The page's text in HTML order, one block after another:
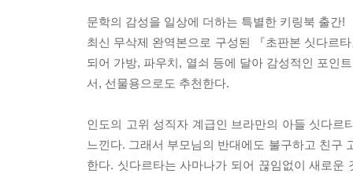
문학의 감성을 일상에 더하는 특별한 키링북 출간!
최신 무삭제 완역본으로 구성된 『초판본 싯다르
되어 가방, 파우치, 열쇠 등에 달아 감성적인 포인
서, 선물용으로도 추천한다.
인도의 고위 성직자 계급인 브라만의 아들 싯다
느낀다. 그래서 부모님의 반대에도 불구하고 친구
한다. 싯다르타는 사마나가 되어 끊임없이 새로